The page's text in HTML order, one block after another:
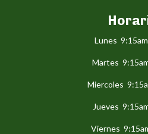
Lunes
Martes
Miercoles
Jueves
Viernes